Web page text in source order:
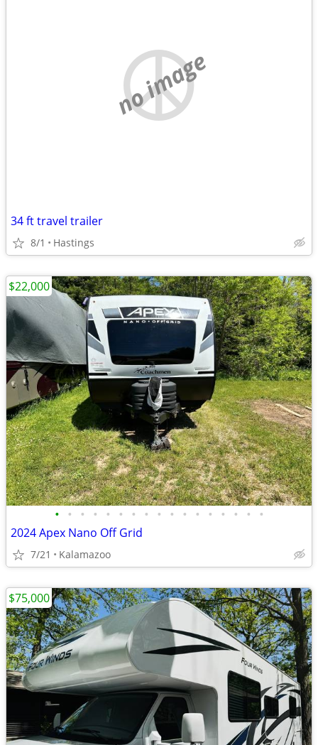
no image
34 ft travel trailer
8/1 Hastings
• • • • • • • • • • • • • • • • •
2024 Apex Nano Off Grid
7/21 Kalamazoo
$22,000
$75,000